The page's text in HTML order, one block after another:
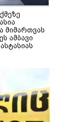
მიმართვას
ამბავი
მე მე